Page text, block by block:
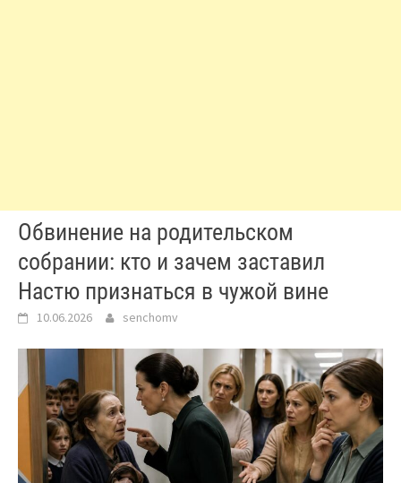
Обвинение на родительском
собрании: кто и зачем заставил
Настю признаться в чужой вине
10.06.2026 senchomv